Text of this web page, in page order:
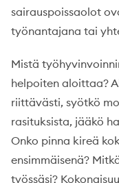
sairauspoissaolot
työnantajana tai
Mistä
helpoiten aloittaa?
riittävästi, syötkö
rasituksista, jääkö
Onko pinna kireä
ensimmäisenä?
työssäsi?